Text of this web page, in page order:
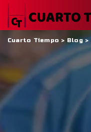
Cuarto Tiempo > Blog>